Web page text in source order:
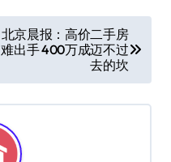
北京晨报：高价二手房
难出手 400万成迈不过
去的坎